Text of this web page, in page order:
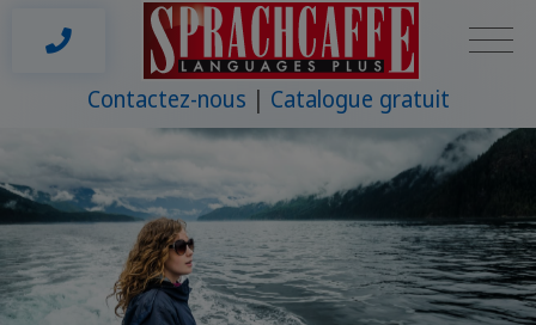
Contactez-nous Catalogue gratuit